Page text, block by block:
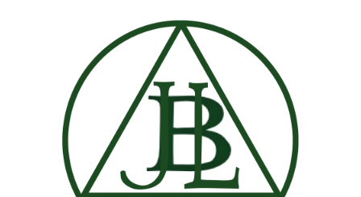
Zum Hauptinhalt springen